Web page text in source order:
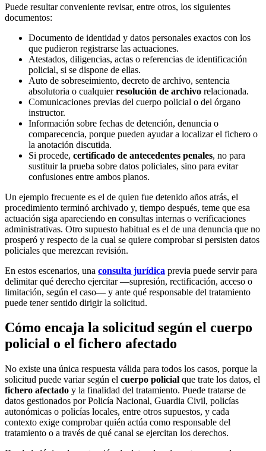
Puede resultar conveniente revisar, entre otros, los siguientes
documentos:
Documento de identidad y datos personales exactos con los
que pudieron registrarse las actuaciones.
Atestados, diligencias, actas o referencias de identificación
policial, si se dispone de ellas.
Auto de sobreseimiento, decreto de archivo, sentencia
absolutoria o cualquierresolución de archivo relacionada.
Comunicaciones previas del cuerpo policial o del órgano
instructor.
Información sobre fechas de detención, denuncia o
comparecencia, porque pueden ayudar a localizar el fichero o
la anotación discutida.
Si procede, certificado de antecedentes penales, no para
sustituir la prueba sobre datos policiales, sino para evitar
confusiones entre ambos planos.
Un ejemplo frecuente es el de quien fue detenido años atrás, el
procedimiento terminó archivado y, tiempo después, teme que esa
actuación siga apareciendo en consultas internas o verificaciones
administrativas. Otro supuesto habitual es el de una denuncia que no
prosperó y respecto de la cual se quiere comprobar si persisten datos
policiales que merezcan revisión.
En estos escenarios, una consulta jurídica previa puede servir para
delimitar qué derecho ejercitar —supresión, rectificación, acceso o
limitación, según el caso— y ante qué responsable del tratamiento
puede tener sentido dirigir la solicitud.
Cómo encaja la solicitud según el cuerpo
policial o el fichero afectado
No existe una única respuesta válida para todos los casos, porque la
solicitud puede variar según el cuerpo policial que trate los datos, el
fichero afectado y la finalidad del tratamiento. Puede tratarse de
datos gestionados por Policía Nacional, Guardia Civil, policías
autonómicas o policías locales, entre otros supuestos, y cada
contexto exige comprobar quién actúa como responsable del
tratamiento o a través de qué canal se ejercitan los derechos.